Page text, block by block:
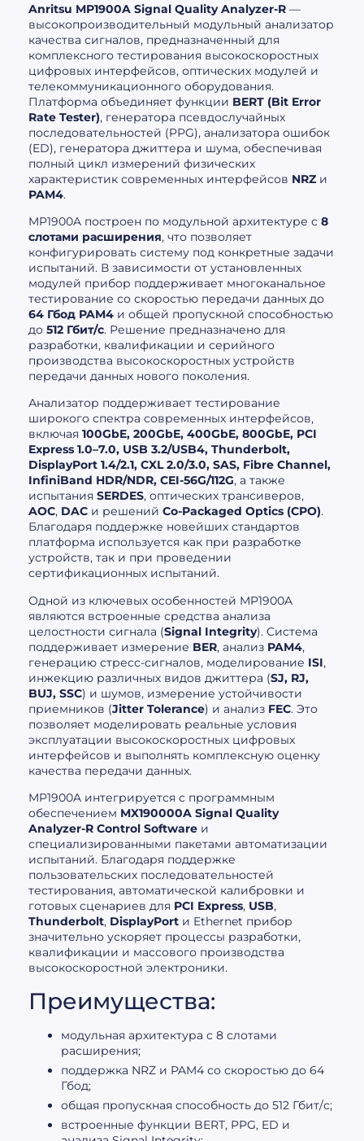
Anritsu MP1900A Signal Quality Analyzer-R —
высокопроизводительный модульный анализатор
качества сигналов, предназначенный для
комплексного тестирования высокоскоростных
цифровых интерфейсов, оптических модулей и
телекоммуникационного оборудования.
Платформа объединяет функции BERT (Bit Error
Rate Tester), генератора псевдослучайных
последовательностей (PPG), анализатора ошибок
(ED), генератора джиттера и шума, обеспечивая
полный цикл измерений физических
характеристик современных интерфейсов NRZ и
PAM4.
MP1900A построен по модульной архитектуре с 8
слотами расширения, что позволяет
конфигурировать систему под конкретные задачи
испытаний. В зависимости от установленных
модулей прибор поддерживает многоканальное
тестирование со скоростью передачи данных до
64 Гбод PAM4 и общей пропускной способностью
до 512 Гбит/с. Решение предназначено для
разработки, квалификации и серийного
производства высокоскоростных устройств
передачи данных нового поколения.
Анализатор поддерживает тестирование
широкого спектра современных интерфейсов,
включая 100GbE, 200GbE, 400GbE, 800GbE, PCI
Express 1.0–7.0, USB 3.2/USB4, Thunderbolt,
DisplayPort 1.4/2.1, CXL 2.0/3.0, SAS, Fibre Channel,
InfiniBand HDR/NDR, CEI-56G/112G, а также
испытания SERDES, оптических трансиверов,
AOC, DAC и решений Co-Packaged Optics (CPO).
Благодаря поддержке новейших стандартов
платформа используется как при разработке
устройств, так и при проведении
сертификационных испытаний.
Одной из ключевых особенностей MP1900A
являются встроенные средства анализа
целостности сигнала (Signal Integrity). Система
поддерживает измерение BER, анализ PAM4,
генерацию стресс-сигналов, моделирование ISI,
инжекцию различных видов джиттера (SJ, RJ,
BUJ, SSC) и шумов, измерение устойчивости
приемников (Jitter Tolerance) и анализ FEC. Это
позволяет моделировать реальные условия
эксплуатации высокоскоростных цифровых
интерфейсов и выполнять комплексную оценку
качества передачи данных.
MP1900A интегрируется с программным
обеспечением MX190000A Signal Quality
Analyzer-R Control Software и
специализированными пакетами автоматизации
испытаний. Благодаря поддержке
пользовательских последовательностей
тестирования, автоматической калибровки и
готовых сценариев для PCI Express, USB,
Thunderbolt, DisplayPort и Ethernet прибор
значительно ускоряет процессы разработки,
квалификации и массового производства
высокоскоростной электроники.
Преимущества:
модульная архитектура с 8 слотами
расширения;
поддержка NRZ и PAM4 со скоростью до 64
Гбод;
общая пропускная способность до 512 Гбит/с;
встроенные функции BERT, PPG, ED и